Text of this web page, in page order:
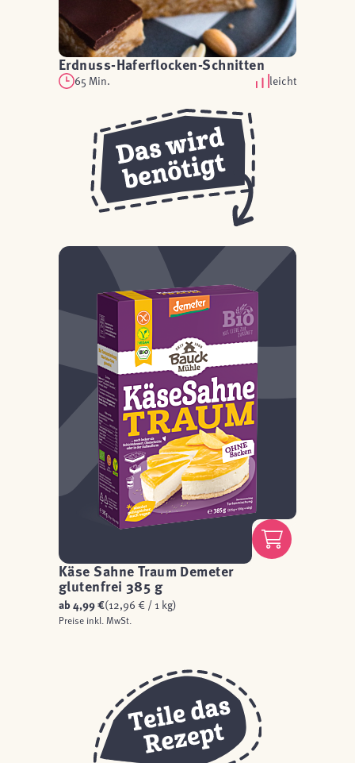
Käse Sahne Traum Demeter
glutenfrei 385 g
ab4,99 €(12,96 € / 1 kg)
Preise inkl. MwSt.
Erdnuss-Haferflocken-Schnitten
65 Min. leicht